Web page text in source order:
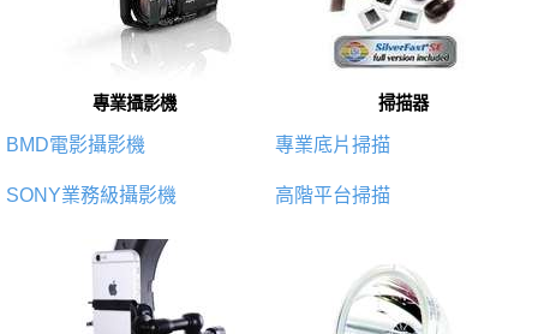
專業攝影機
BMD電影攝影機
SONY業務級攝影機
掃描器
專業底片掃描
高階平台掃描